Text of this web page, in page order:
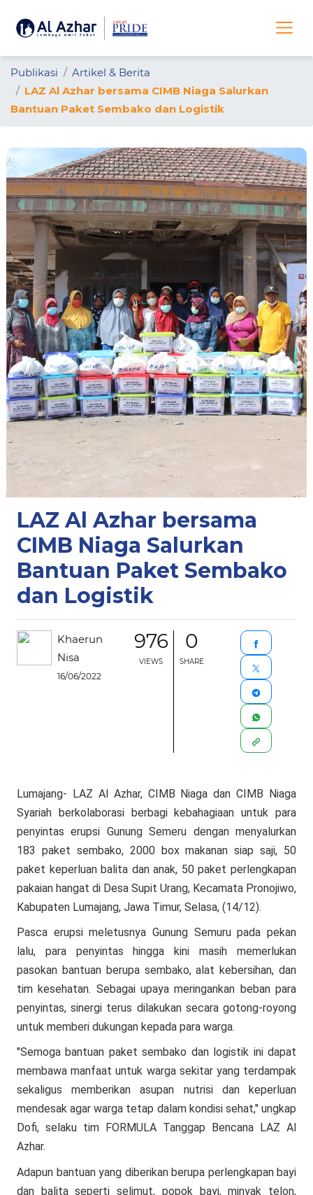
Publikasi
Artikel & Berita
LAZ Al Azhar bersama CIMB Niaga Salurkan
Bantuan Paket Sembako dan Logistik
LAZ Al Azhar bersama
CIMB Niaga Salurkan
Bantuan Paket Sembako
dan Logistik
Khaerun
Nisa
16/06/2022
976
VIEWS
0
SHARE
Lumajang- LAZ Al Azhar, CIMB Niaga dan CIMB Niaga
Syariah berkolaborasi berbagi kebahagiaan untuk para
penyintas erupsi Gunung Semeru dengan menyalurkan
183 paket sembako, 2000 box makanan siap saji, 50
paket keperluan balita dan anak, 50 paket perlengkapan
pakaian hangat di Desa Supit Urang, Kecamata Pronojiwo,
Kabupaten Lumajang, Jawa Timur, Selasa, (14/12).
Pasca erupsi meletusnya Gunung Semuru pada pekan
lalu, para penyintas hingga kini masih memerlukan
pasokan bantuan berupa sembako, alat kebersihan, dan
tim kesehatan. Sebagai upaya meringankan beban para
penyintas, sinergi terus dilakukan secara gotong-royong
untuk memberi dukungan kepada para warga.
"Semoga bantuan paket sembako dan logistik ini dapat
membawa manfaat untuk warga sekitar yang terdampak
sekaligus memberikan asupan nutrisi dan keperluan
mendesak agar warga tetap dalam kondisi sehat," ungkap
Dofi, selaku tim FORMULA Tanggap Bencana LAZ Al
Azhar.
Adapun bantuan yang diberikan berupa perlengkapan bayi
dan balita seperti selimut, popok bayi, minyak telon,